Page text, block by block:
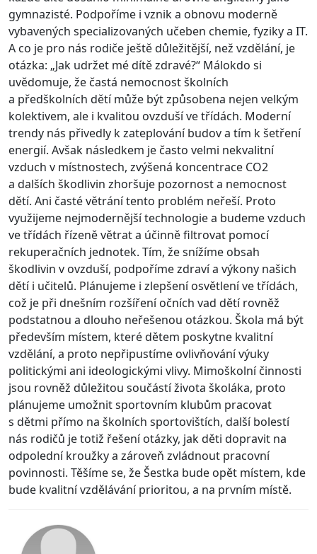
gymnazisté. Podpoříme i vznik a obnovu moderně
vybavených specializovaných učeben chemie, fyziky a IT.
A co je pro nás rodiče ještě důležitější, než vzdělání, je
otázka: „Jak udržet mé dítě zdravé?“ Málokdo si
uvědomuje, že častá nemocnost školních
a předškolních dětí může být způsobena nejen velkým
kolektivem, ale i kvalitou ovzduší ve třídách. Moderní
trendy nás přivedly k zateplování budov a tím k šetření
energií. Avšak následkem je často velmi nekvalitní
vzduch v místnostech, zvýšená koncentrace CO2
a dalších škodlivin zhoršuje pozornost a nemocnost
dětí. Ani časté větrání tento problém neřeší. Proto
využijeme nejmodernější technologie a budeme vzduch
ve třídách řízeně větrat a účinně filtrovat pomocí
rekuperačních jednotek. Tím, že snížíme obsah
škodlivin v ovzduší, podpoříme zdraví a výkony našich
dětí i učitelů. Plánujeme i zlepšení osvětlení ve třídách,
což je při dnešním rozšíření očních vad dětí rovněž
podstatnou a dlouho neřešenou otázkou. Škola má být
především místem, které dětem poskytne kvalitní
vzdělání, a proto nepřipustíme ovlivňování výuky
politickými ani ideologickými vlivy. Mimoškolní činnosti
jsou rovněž důležitou součástí života školáka, proto
plánujeme umožnit sportovním klubům pracovat
s dětmi přímo na školních sportovištích, další bolestí
nás rodičů je totiž řešení otázky, jak děti dopravit na
odpolední kroužky a zároveň zvládnout pracovní
povinnosti. Těšíme se, že Šestka bude opět místem, kde
bude kvalitní vzdělávání prioritou, a na prvním místě.